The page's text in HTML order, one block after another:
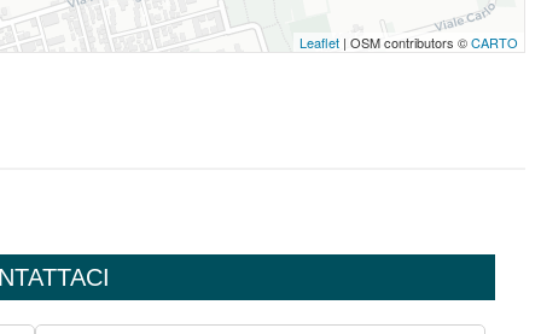
Leaflet| OSM contributors ©CARTO